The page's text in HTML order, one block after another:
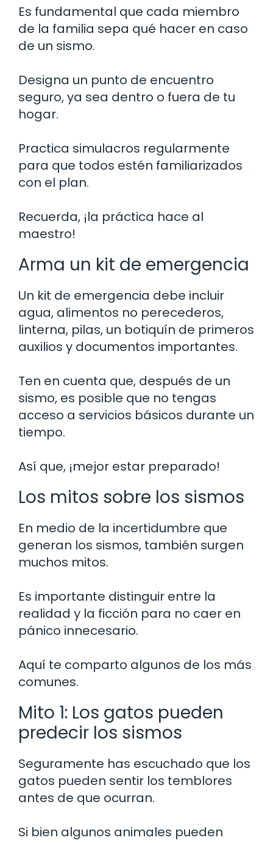
Es fundamental que cada miembro
de la familia sepa qué hacer en caso
de un sismo.
Designa un punto de encuentro
seguro, ya sea dentro o fuera de tu
hogar.
Practica simulacros regularmente
para que todos estén familiarizados
con el plan.
Recuerda, ¡la práctica hace al
maestro!
Arma un kit de emergencia
Un kit de emergencia debe incluir
agua, alimentos no perecederos,
linterna, pilas, un botiquín de primeros
auxilios y documentos importantes.
Ten en cuenta que, después de un
sismo, es posible que no tengas
acceso a servicios básicos durante un
tiempo.
Así que, ¡mejor estar preparado!
Los mitos sobre los sismos
En medio de la incertidumbre que
generan los sismos, también surgen
muchos mitos.
Es importante distinguir entre la
realidad y la ficción para no caer en
pánico innecesario.
Aquí te comparto algunos de los más
comunes.
Mito 1: Los gatos pueden
predecir los sismos
Seguramente has escuchado que los
gatos pueden sentir los temblores
antes de que ocurran.
Si bien algunos animales pueden